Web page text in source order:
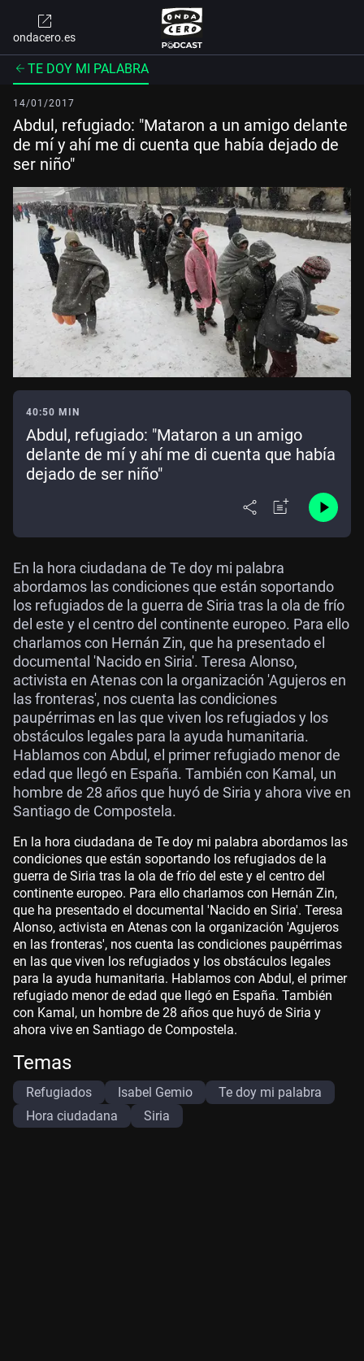
ondacero.es
TE DOY MI PALABRA
14/01/2017
Abdul, refugiado: "Mataron a un amigo delante
de mí y ahí me di cuenta que había dejado de
ser niño"
40:50 MIN
Abdul, refugiado: "Mataron a un amigo
delante de mí y ahí me di cuenta que había
dejado de ser niño"
En la hora ciudadana de Te doy mi palabra
abordamos las condiciones que están soportando
los refugiados de la guerra de Siria tras la ola de frío
del este y el centro del continente europeo. Para ello
charlamos con Hernán Zin, que ha presentado el
documental 'Nacido en Siria'. Teresa Alonso,
activista en Atenas con la organización 'Agujeros en
las fronteras', nos cuenta las condiciones
paupérrimas en las que viven los refugiados y los
obstáculos legales para la ayuda humanitaria.
Hablamos con Abdul, el primer refugiado menor de
edad que llegó en España. También con Kamal, un
hombre de 28 años que huyó de Siria y ahora vive en
Santiago de Compostela.
En la hora ciudadana de Te doy mi palabra abordamos las
condiciones que están soportando los refugiados de la
guerra de Siria tras la ola de frío del este y el centro del
continente europeo. Para ello charlamos con Hernán Zin,
que ha presentado el documental 'Nacido en Siria'. Teresa
Alonso, activista en Atenas con la organización 'Agujeros
en las fronteras', nos cuenta las condiciones paupérrimas
en las que viven los refugiados y los obstáculos legales
para la ayuda humanitaria. Hablamos con Abdul, el primer
refugiado menor de edad que llegó en España. También
con Kamal, un hombre de 28 años que huyó de Siria y
ahora vive en Santiago de Compostela.
Temas
Refugiados Isabel Gemio
Te doy mi palabra
Hora ciudadana
Siria